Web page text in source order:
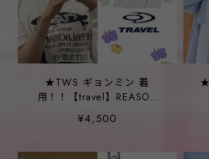
★TWS ギョンミン 着
用！！【travel】REASON
TRAIL PIGMENT LONG
SLEEVE CREAM
¥4,500